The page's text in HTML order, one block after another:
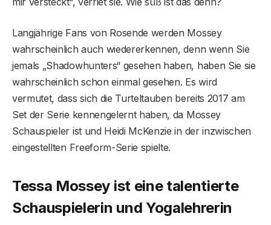
Langjährige Fans von Rosende werden Mossey
wahrscheinlich auch wiedererkennen, denn wenn Sie
jemals „Shadowhunters“ gesehen haben, haben Sie sie
wahrscheinlich schon einmal gesehen. Es wird
vermutet, dass sich die Turteltauben bereits 2017 am
Set der Serie kennengelernt haben, da Mossey
Schauspieler ist und Heidi McKenzie in der inzwischen
eingestellten Freeform-Serie spielte.
Tessa Mossey ist eine talentierte
Schauspielerin und Yogalehrerin